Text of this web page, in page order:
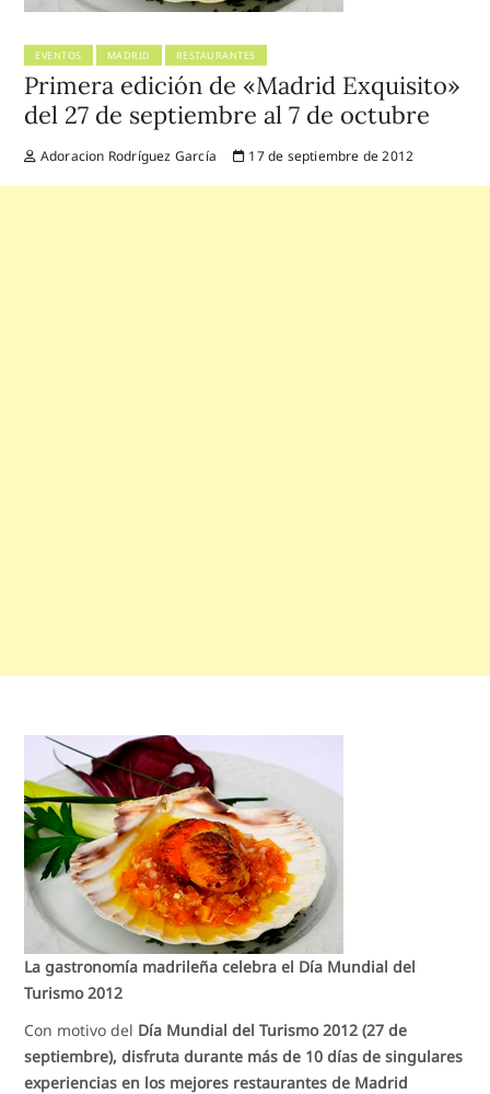
EVENTOS MADRID RESTAURANTES
Primera edición de «Madrid Exquisito»
del 27 de septiembre al 7 de octubre
Adoracion Rodríguez García 17 de septiembre de 2012
La gastronomía madrileña celebra el Día Mundial del
Turismo 2012
Con motivo del Día Mundial del Turismo 2012 (27 de
septiembre), disfruta durante más de 10 días de singulares
experiencias en los mejores restaurantes de Madrid